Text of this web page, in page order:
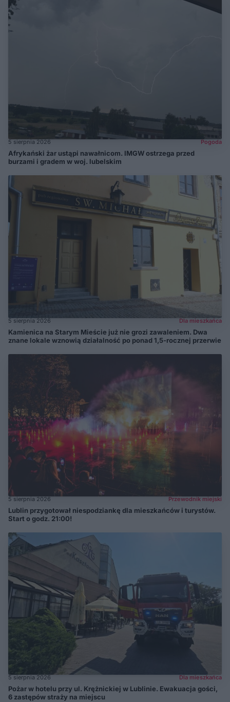
5 sierpnia 2026 Pogoda
Afrykański żar ustąpi nawałnicom. IMGW ostrzega przed
burzami i gradem w woj. lubelskim
5 sierpnia 2026 Dla mieszkańca
Kamienica na Starym Mieście już nie grozi zawaleniem. Dwa
znane lokale wznowią działalność po ponad 1,5-rocznej przerwie
5 sierpnia 2026 Przewodnik miejski
Lublin przygotował niespodziankę dla mieszkańców i turystów.
Start o godz. 21:00!
5 sierpnia 2026 Dla mieszkańca
Pożar w hotelu przy ul. Krężnickiej w Lublinie. Ewakuacja gości,
6 zastępów straży na miejscu